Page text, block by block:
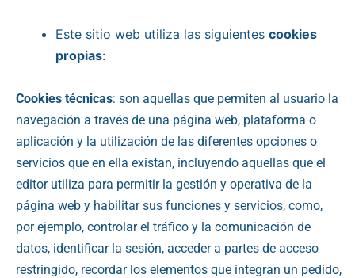
Este sitio web utiliza las siguientes cookies
propias:
Cookies técnicas: son aquellas que permiten al usuario la
navegación a través de una página web, plataforma o
aplicación y la utilización de las diferentes opciones o
servicios que en ella existan, incluyendo aquellas que el
editor utiliza para permitir la gestión y operativa de la
página web y habilitar sus funciones y servicios, como,
por ejemplo, controlar el tráfico y la comunicación de
datos, identificar la sesión, acceder a partes de acceso
restringido, recordar los elementos que integran un pedido,